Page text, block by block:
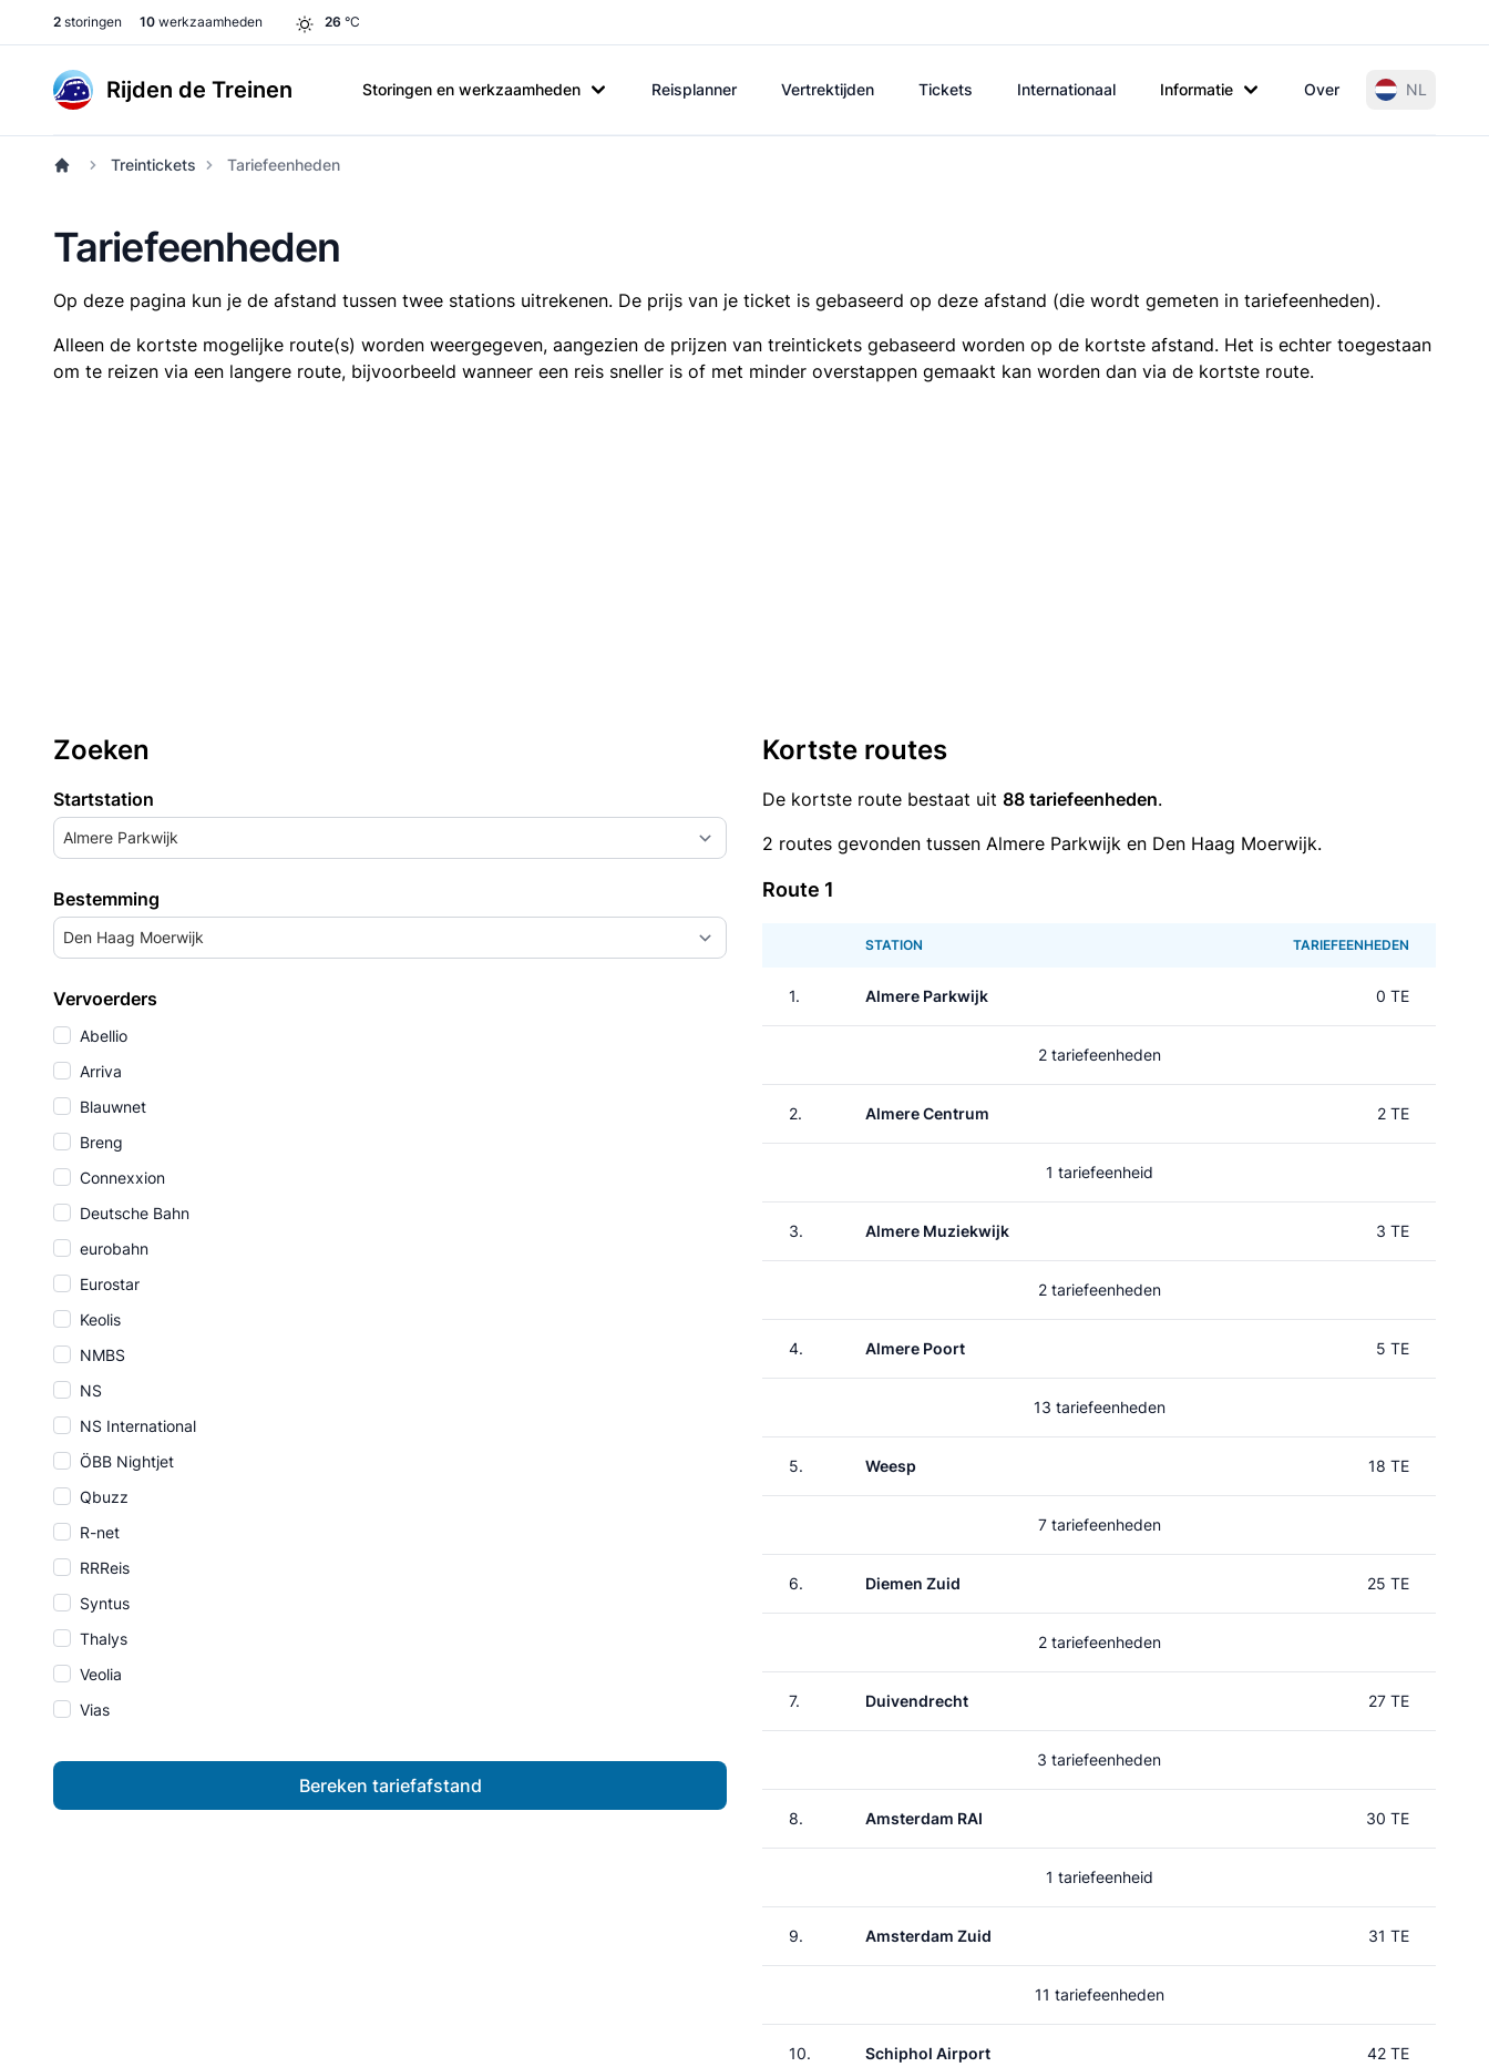
2 storingen 10 werkzaamheden 26 °C
Rijden de Treinen Storingen en werkzaamheden Reisplanner Vertrektijden Tickets Internationaal Informatie Over NL
Treintickets Tariefeenheden
Tariefeenheden
Op deze pagina kun je de afstand tussen twee stations uitrekenen. De prijs van je ticket is gebaseerd op deze afstand (die wordt gemeten in tariefeenheden).
Alleen de kortste mogelijke route(s) worden weergegeven, aangezien de prijzen van treintickets gebaseerd worden op de kortste afstand. Het is echter toegestaan
om te reizen via een langere route, bijvoorbeeld wanneer een reis sneller is of met minder overstappen gemaakt kan worden dan via de kortste route.
Zoeken
Startstation
Almere Parkwijk
Bestemming
Den Haag Moerwijk
Vervoerders
Abellio
Arriva
Blauwnet
Breng
Connexxion
Deutsche Bahn
eurobahn
Eurostar
Keolis
NMBS
NS
NS International
ÖBB Nightjet
Qbuzz
R-net
RRReis
Syntus
Thalys
Veolia
Vias
Bereken tariefafstand
Kortste routes
De kortste route bestaat uit 88 tariefeenheden.
2 routes gevonden tussen Almere Parkwijk en Den Haag Moerwijk.
Route 1
STATION TARIEFEENHEDEN
1. Almere Parkwijk 0 TE
2 tariefeenheden
2. Almere Centrum 2 TE
1 tariefeenheid
3. Almere Muziekwijk 3 TE
2 tariefeenheden
4. Almere Poort 5 TE
13 tariefeenheden
5. Weesp 18 TE
7 tariefeenheden
6. Diemen Zuid 25 TE
2 tariefeenheden
7. Duivendrecht 27 TE
3 tariefeenheden
8. Amsterdam RAI 30 TE
1 tariefeenheid
9. Amsterdam Zuid 31 TE
11 tariefeenheden
10. Schiphol Airport 42 TE